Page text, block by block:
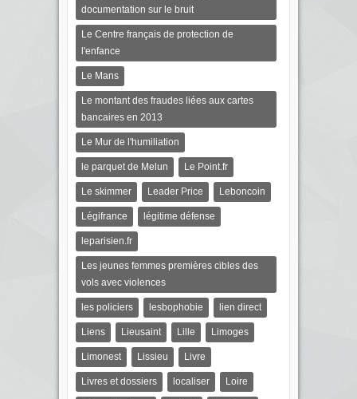
documentation sur le bruit
Le Centre français de protection de
l'enfance
Le Mans
Le montant des fraudes liées aux cartes
bancaires en 2013
Le Mur de l'humiliation
le parquet de Melun Le Point.fr
Le skimmer Leader Price Leboncoin
Légifrance légitime défense
leparisien.fr
Les jeunes femmes premières cibles des
vols avec violences
les policiers lesbophobie lien direct
Liens Lieusaint Lille Limoges
Limonest Lissieu Livre
Livres et dossiers localiser Loire